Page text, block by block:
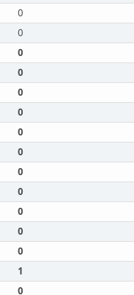
0
0
0
0
0
0
0
0
0
0
0
0
0
1
0